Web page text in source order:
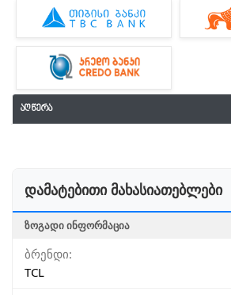
აღწერა
დამატებითი მახასიათებლები
ᲖᲝᲒᲐᲓᲘ ᲘᲜᲤᲝᲠᲛᲐᲪᲘᲐ
ბრენდი:
TCL